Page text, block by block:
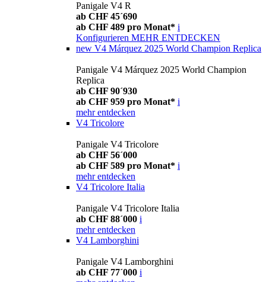
Panigale V4 R
ab CHF 45´690
ab CHF 489 pro Monat* i
Konfigurieren MEHR ENTDECKEN
new V4 Márquez 2025 World Champion Replica
Panigale V4 Márquez 2025 World Champion
Replica
ab CHF 90´930
ab CHF 959 pro Monat* i
mehr entdecken
V4 Tricolore
Panigale V4 Tricolore
ab CHF 56´000
ab CHF 589 pro Monat* i
mehr entdecken
V4 Tricolore Italia
Panigale V4 Tricolore Italia
ab CHF 88´000 i
mehr entdecken
V4 Lamborghini
Panigale V4 Lamborghini
ab CHF 77´000 i